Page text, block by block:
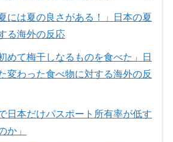
には夏の良さがある！」日本の夏
る海外の反応
めて梅干しなるものを食べた」日
変わった食べ物に対する海外の反
日本だけパスポート所有率が低す
か」